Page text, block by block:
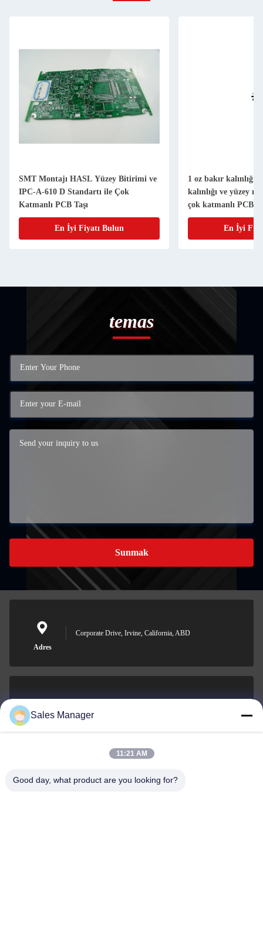
SMT Montajı HASL Yüzey Bitirimi ve
IPC-A-610 D Standartı ile Çok
Katmanlı PCB Taşı
En İyi Fiyatı Bulun
1 oz bakır kalınlığı
kalınlığı ve yüzey
çok katmanlı PCB
En İyi
temas
Sunmak
Adres
Corporate Drive, Irvine, California, ABD
001-512-7443871
Sales Manager
11:21 AM
Good day, what product are you looking for?